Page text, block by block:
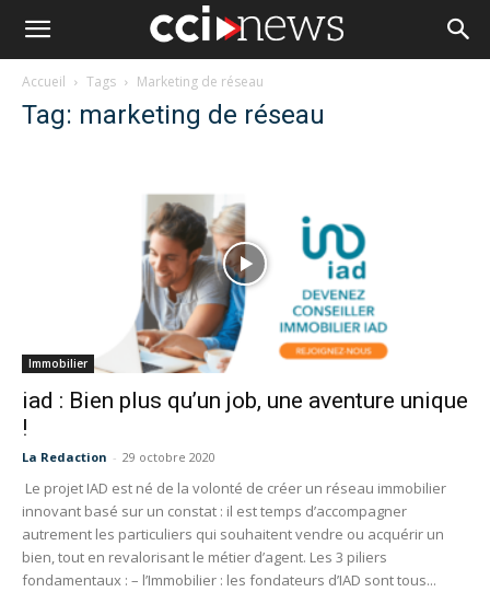
Accueil Tags Marketing de réseau
Tag: marketing de réseau
Immobilier
iad : Bien plus qu’un job, une aventure unique
!
La Redaction - 29 octobre 2020
Le projet IAD est né de la volonté de créer un réseau immobilier
innovant basé sur un constat : il est temps d’accompagner
autrement les particuliers qui souhaitent vendre ou acquérir un
bien, tout en revalorisant le métier d’agent. Les 3 piliers
fondamentaux : – l’Immobilier : les fondateurs d’IAD sont tous...